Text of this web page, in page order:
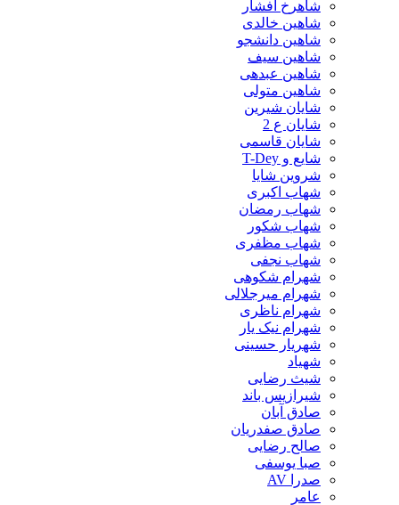
شاهرخ افشار
شاهین خالدی
شاهین دانشجو
شاهین سیف
شاهین عبدهی
شاهین متولی
شایان شیرین
شایان ع 2
شایان قاسمی
شایع و T-Dey
شروین شایا
شهاب اکبری
شهاب رمضان
شهاب شکور
شهاب مظفری
شهاب نجفی
شهرام شکوهی
شهرام میرجلالی
شهرام ناظری
شهرام نیک یار
شهریار حسینی
شیث رضایی
شیرازیس باند
صادق آبان
صادق صفدریان
صالح رضایی
صبا یوسفی